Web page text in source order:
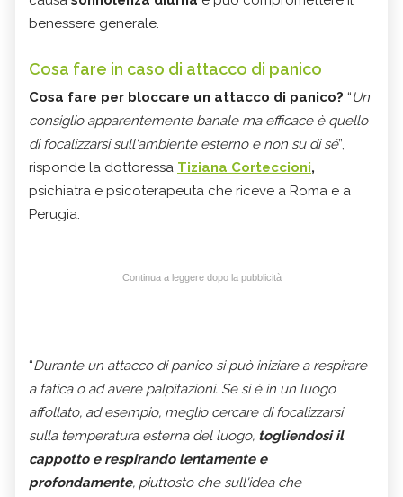
benessere generale.
Cosa fare in caso di attacco di panico
Cosa fare per bloccare un attacco di panico? “Un
consiglio apparentemente banale ma efficace è quello
di focalizzarsi sull'ambiente esterno e non su di sé”,
risponde la dottoressa Tiziana Corteccioni,
psichiatra e psicoterapeuta che riceve a Roma e a
Perugia.
Continua a leggere dopo la pubblicità
“Durante un attacco di panico si può iniziare a respirare
a fatica o ad avere palpitazioni. Se si è in un luogo
affollato, ad esempio, meglio cercare di focalizzarsi
sulla temperatura esterna del luogo, togliendosi il
cappotto e respirando lentamente e
profondamente, piuttosto che sull'idea che